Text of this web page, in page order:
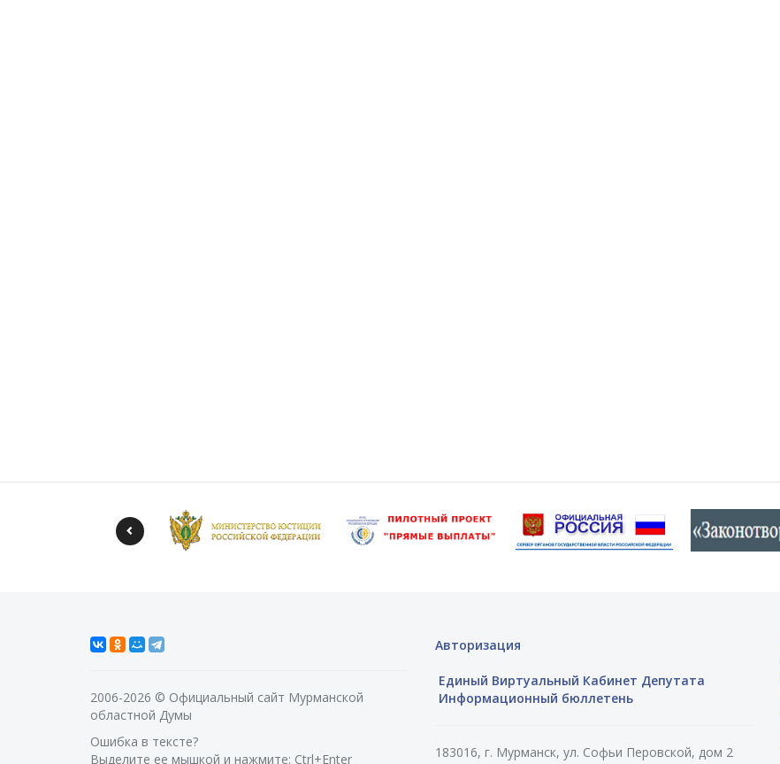
2006-2026 © Официальный сайт Мурманской
областной Думы
Ошибка в тексте?
Выделите ее мышкой и нажмите: Ctrl+Enter
Авторизация
Единый Виртуальный Кабинет Депутата
Информационный бюллетень
183016, г. Мурманск, ул. Софьи Перовской, дом 2